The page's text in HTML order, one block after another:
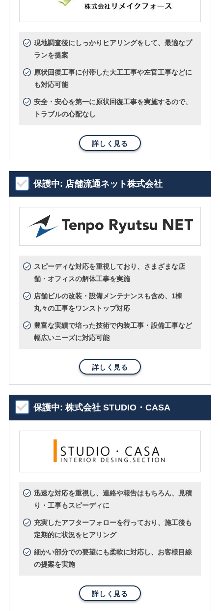
現地調査後にしっかりヒアリングをして、最適なプ
ランを提案
原状回復工事に付帯した大工工事や左官工事などに
も対応可能
安全・安心を第一に原状回復工事を実施するので、
トラブルの心配なし
詳しく見る
保護中: 店舗流通ネット株式会社
スピーディな対応を重視しており、さまざまな店
舗・オフィスの解体工事を実施
店舗ビルの改装・設備メンテナンスも含め、1棟
丸々の工事をワンストップ対応
豊富な実績で培った技術で内装工事・設備工事など
幅広いニーズに対応可能
詳しく見る
保護中: 株式会社 STUDIO・CASA
迅速な対応を重視し、連絡や報告はもちろん、見積
り・工事もスピーディに
充実したアフターフォローを行っており、施工後も
定期的に状況をヒアリング
細かい部分での要望にも柔軟に対応し、お客様目線
の提案を実施
詳しく見る